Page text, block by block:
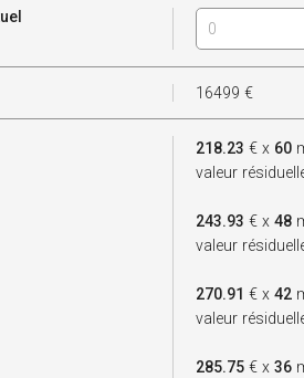
16499 €
218.23 € x 60
valeur
243.93 € x 48
valeur
270.91 € x 42
valeur
285.75 € x 36